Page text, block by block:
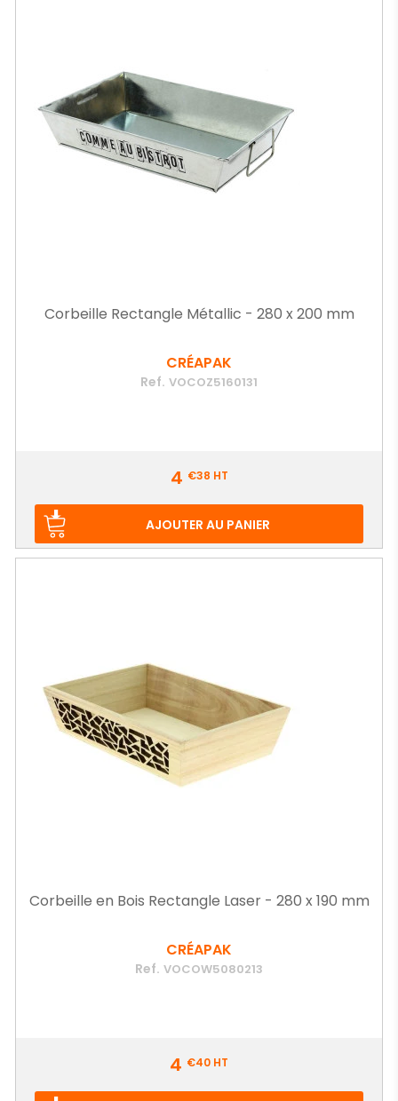
Corbeille Rectangle Métallic - 280 x 200 mm
CRÉAPAK
Ref. VOCOZ5160131
4 €38 HT
AJOUTER AU PANIER
Corbeille en Bois Rectangle Laser - 280 x 190 mm
CRÉAPAK
Ref. VOCOW5080213
4 €40 HT